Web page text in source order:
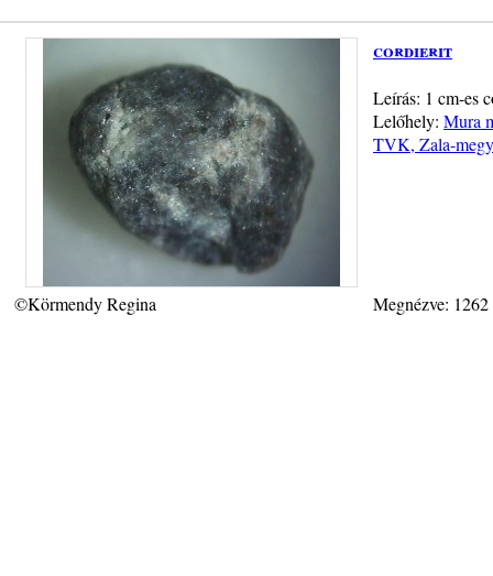
cordierit
Leírás: 1 cm-es
Lelőhely: Mura
TVK, Zala-
©Körmendy Regina Megnézve: